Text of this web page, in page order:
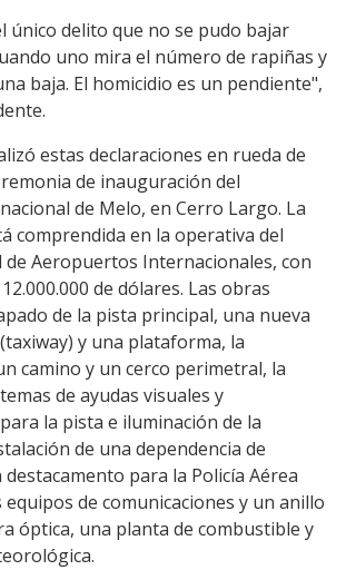
único delito que no se pudo bajar
uno mira el número de rapiñas y
baja. El homicidio es un pendiente",
estas declaraciones en rueda de
de inauguración del
de Melo, en Cerro Largo. La
comprendida en la operativa del
de Aeropuertos Internacionales, con
de dólares. Las obras
de la pista principal, una nueva
y una plataforma, la
camino y un cerco perimetral, la
de ayudas visuales y
la pista e iluminación de la
de una dependencia de
para la Policía Aérea
de comunicaciones y un anillo
óptica, una planta de combustible y